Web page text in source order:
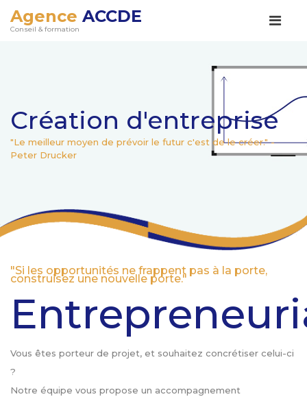
Agence ACCDE
Conseil & formation
Création d'entreprise
"Le meilleur moyen de prévoir le futur c'est de le créer." -
Peter Drucker
"Si les opportunités ne frappent pas à la porte,
construisez une nouvelle porte."
Vous êtes porteur de projet, et souhaitez concrétiser celui-ci
?
Notre équipe vous propose un accompagnement